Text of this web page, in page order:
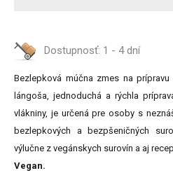
Dostupnosť: 1 - 4 dní
Bezlepková múčna zmes na
lángoša, jednoduchá a rýchla
vlákniny, je určená pre osoby s
bezlepkových a bezpšeničných
výlučne z vegánskych surovín a aj
Vegan.